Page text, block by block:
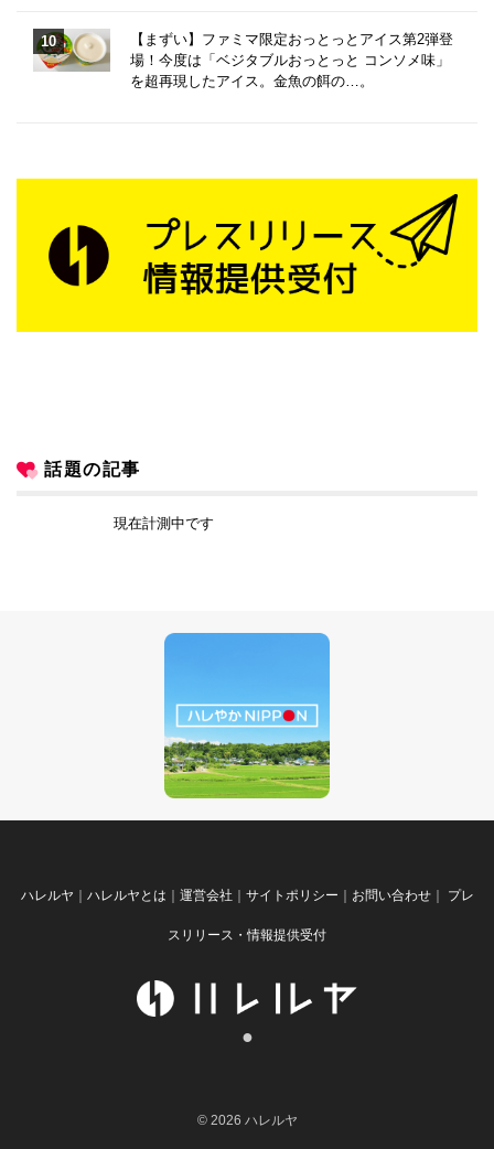
【まずい】ファミマ限定おっとっとアイス第2弾登
場！今度は「ベジタブルおっとっと コンソメ味」
を超再現したアイス。金魚の餌の…。
話題の記事
現在計測中です
ハレルヤ ハレルヤとは 運営会社 サイトポリシー お問い合わせ｜ プレ
スリリース・情報提供受付
●
© 2026 ハレルヤ